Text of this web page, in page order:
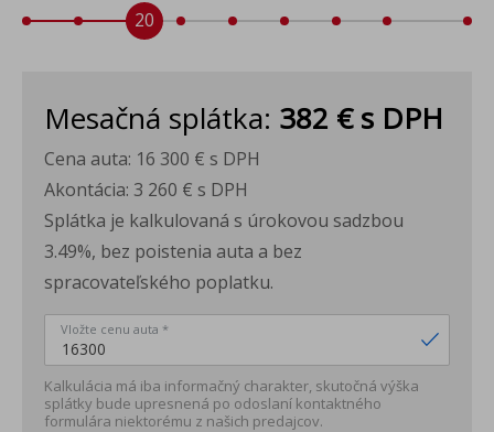
lakťová opierka vpredu
vkladané tkané koberce vpredu a vzadu
Príplatková výbava
rezervné koleso (neplnohodnotné) pre 15"
disky+zdvihák+kĺúč na kolesá
vyhrievané predné sedadlá
predĺžená záruka 5 rokov, 100 000 km
20
Mesačná splátka: 382 €s DPH
Cena auta: 16 300 € s DPH
Akontácia: 3 260 € s DPH
Splátka je kalkulovaná s úrokovou sadzbou
3.49%, bez poistenia auta a bez
spracovateľského poplatku.
Vložte cenu auta *
Kalkulácia má iba informačný charakter, skutočná výška
splátky bude upresnená po odoslaní kontaktného
formulára niektorému z našich predajcov.